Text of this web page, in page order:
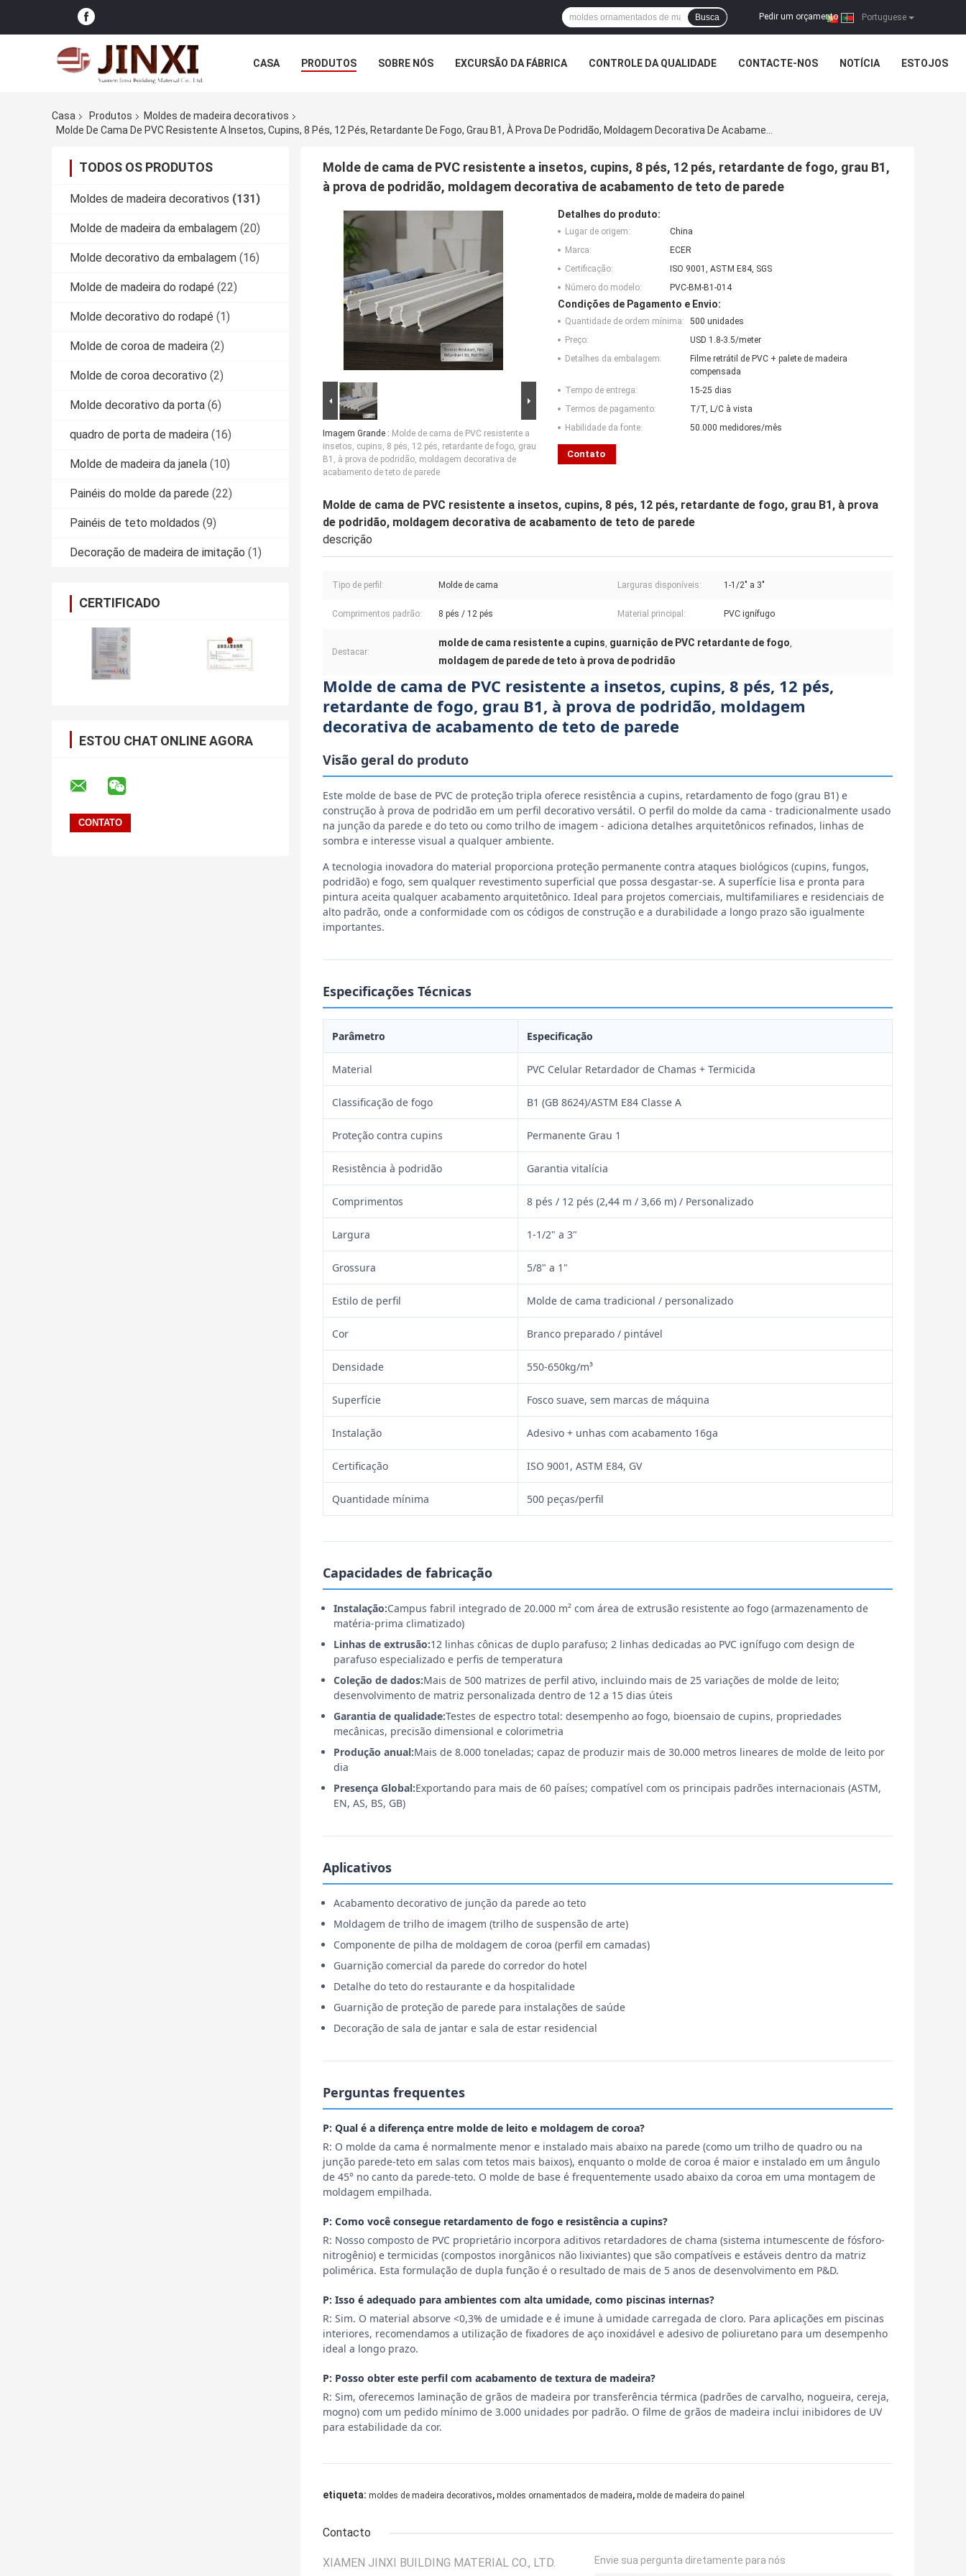
Portuguese
Pedir um orçamento |
Busca
CASA PRODUTOS SOBRE NÓS EXCURSÃO DA FÁBRICA CONTROLE DA QUALIDADE CONTACTE-NOS NOTÍCIA ESTOJOS
Casa Produtos
Moldes de madeira decorativos
TODOS OS PRODUTOS
Moldes de madeira decorativos (131)
Molde de madeira da embalagem (20)
Molde decorativo da embalagem (16)
Molde de madeira do rodapé (22)
Molde decorativo do rodapé (1)
Molde de coroa de madeira (2)
Molde de coroa decorativo (2)
Molde decorativo da porta (6)
quadro de porta de madeira (16)
Molde de madeira da janela (10)
Painéis do molde da parede (22)
Painéis de teto moldados (9)
Decoração de madeira de imitação (1)
CERTIFICADO
ESTOU CHAT ONLINE AGORA
Molde de cama de PVC resistente a insetos, cupins, 8 pés, 12 pés, retardante de fogo, grau B1,
à prova de podridão, moldagem decorativa de acabamento de teto de parede
Imagem Grande : Molde de cama de PVC resistente a
insetos, cupins, 8 pés, 12 pés, retardante de fogo, grau
B1, à prova de podridão, moldagem decorativa de
acabamento de teto de parede
Detalhes do produto:
Lugar de origem:
China
Marca:
ECER
Certificação:
ISO 9001, ASTM E84, SGS
Número do modelo:
PVC-BM-B1-014
Condições de Pagamento e Envio:
Quantidade de ordem mínima:
500 unidades
Preço:
USD 1.8-3.5/meter
Detalhes da embalagem:
Filme retrátil de PVC + palete de madeira
compensada
Tempo de entrega:
15-25 dias
Termos de pagamento:
T/T, L/C à vista
Habilidade da fonte:
50.000 medidores/mês
Contato
Molde de cama de PVC resistente a insetos, cupins, 8 pés, 12 pés, retardante de fogo, grau B1, à prova
de podridão, moldagem decorativa de acabamento de teto de parede
descrição
Tipo de perfil: Molde de cama Larguras disponíveis: 1-1/2" a 3"
Comprimentos padrão: 8 pés / 12 pés Material principal: PVC ignífugo
Destacar:
molde de cama resistente a cupins guarnição de PVC retardante de fogo
moldagem de parede de teto à prova de podridão
Molde de cama de PVC resistente a insetos, cupins, 8 pés, 12 pés,
retardante de fogo, grau B1, à prova de podridão, moldagem
decorativa de acabamento de teto de parede
Visão geral do produto
Este molde de base de PVC de proteção tripla oferece resistência a cupins, retardamento de fogo (grau B1) e
construção à prova de podridão em um perfil decorativo versátil. O perfil do molde da cama - tradicionalmente usado
na junção da parede e do teto ou como trilho de imagem - adiciona detalhes arquitetônicos refinados, linhas de
sombra e interesse visual a qualquer ambiente.
A tecnologia inovadora do material proporciona proteção permanente contra ataques biológicos (cupins, fungos,
podridão) e fogo, sem qualquer revestimento superficial que possa desgastar-se. A superfície lisa e pronta para
pintura aceita qualquer acabamento arquitetônico. Ideal para projetos comerciais, multifamiliares e residenciais de
alto padrão, onde a conformidade com os códigos de construção e a durabilidade a longo prazo são igualmente
importantes.
Especificações Técnicas
Parâmetro Especificação
Material PVC Celular Retardador de Chamas + Termicida
Classificação de fogo B1 (GB 8624)/ASTM E84 Classe A
Proteção contra cupins Permanente Grau 1
Resistência à podridão Garantia vitalícia
Comprimentos 8 pés / 12 pés (2,44 m / 3,66 m) / Personalizado
Largura 1-1/2" a 3"
Grossura 5/8" a 1"
Estilo de perfil Molde de cama tradicional / personalizado
Cor Branco preparado / pintável
Densidade 550-650kg/m³
Superfície Fosco suave, sem marcas de máquina
Instalação Adesivo + unhas com acabamento 16ga
Certificação ISO 9001, ASTM E84, GV
Quantidade mínima 500 peças/perfil
Capacidades de fabricação
Instalação:Campus fabril integrado de 20.000 m² com área de extrusão resistente ao fogo (armazenamento de
matéria-prima climatizado)
Linhas de extrusão:12 linhas cônicas de duplo parafuso; 2 linhas dedicadas ao PVC ignífugo com design de
parafuso especializado e perfis de temperatura
Coleção de dados:Mais de 500 matrizes de perfil ativo, incluindo mais de 25 variações de molde de leito;
desenvolvimento de matriz personalizada dentro de 12 a 15 dias úteis
Garantia de qualidade:Testes de espectro total: desempenho ao fogo, bioensaio de cupins, propriedades
mecânicas, precisão dimensional e colorimetria
Produção anual:Mais de 8.000 toneladas; capaz de produzir mais de 30.000 metros lineares de molde de leito por
dia
Presença Global:Exportando para mais de 60 países; compatível com os principais padrões internacionais (ASTM,
EN, AS, BS, GB)
Aplicativos
Acabamento decorativo de junção da parede ao teto
Moldagem de trilho de imagem (trilho de suspensão de arte)
Componente de pilha de moldagem de coroa (perfil em camadas)
Guarnição comercial da parede do corredor do hotel
Detalhe do teto do restaurante e da hospitalidade
Guarnição de proteção de parede para instalações de saúde
Decoração de sala de jantar e sala de estar residencial
Perguntas frequentes
P: Qual é a diferença entre molde de leito e moldagem de coroa?
R: O molde da cama é normalmente menor e instalado mais abaixo na parede (como um trilho de quadro ou na
junção parede-teto em salas com tetos mais baixos), enquanto o molde de coroa é maior e instalado em um ângulo
de 45° no canto da parede-teto. O molde de base é frequentemente usado abaixo da coroa em uma montagem de
moldagem empilhada.
P: Como você consegue retardamento de fogo e resistência a cupins?
R: Nosso composto de PVC proprietário incorpora aditivos retardadores de chama (sistema intumescente de fósforo-
nitrogênio) e termicidas (compostos inorgânicos não lixiviantes) que são compatíveis e estáveis ​​dentro da matriz
polimérica. Esta formulação de dupla função é o resultado de mais de 5 anos de desenvolvimento em P&D.
P: Isso é adequado para ambientes com alta umidade, como piscinas internas?
R: Sim. O material absorve <0,3% de umidade e é imune à umidade carregada de cloro. Para aplicações em piscinas
interiores, recomendamos a utilização de fixadores de aço inoxidável e adesivo de poliuretano para um desempenho
ideal a longo prazo.
P: Posso obter este perfil com acabamento de textura de madeira?
R: Sim, oferecemos laminação de grãos de madeira por transferência térmica (padrões de carvalho, nogueira, cereja,
mogno) com um pedido mínimo de 3.000 unidades por padrão. O filme de grãos de madeira inclui inibidores de UV
para estabilidade da cor.
etiqueta: moldes de madeira decorativos, moldes ornamentados de madeira, molde de madeira do painel
Contacto
XIAMEN JINXI BUILDING MATERIAL CO., LTD. Envie sua pergunta diretamente para nós